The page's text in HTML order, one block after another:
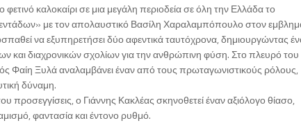
καλοκαίρι σε μια μεγάλη περιοδεία σε όλη την Ελλάδα το
με τον απολαυστικό Βασίλη Χαραλαμπόπουλο στον
να εξυπηρετήσει δύο αφεντικά ταυτόχρονα, δημιουργώντας
διαχρονικών σχολίων για την ανθρώπινη φύση. Στο πλευρό
Φαίη Ξυλά αναλαμβάνει έναν από τους πρωταγωνιστικούς ρόλους,
δύναμη.
προσεγγίσεις, ο Γιάννης Κακλέας σκηνοθετεί έναν αξιόλογο θίασο,
φαντασία και έντονο ρυθμό.